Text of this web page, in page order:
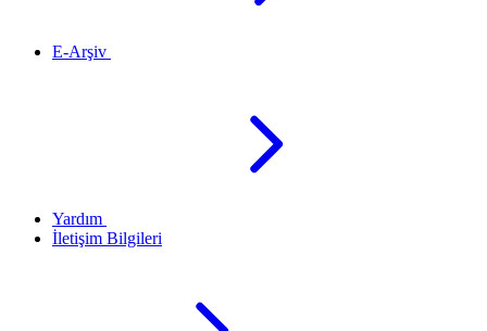
E-Arşiv
Yardım
İletişim Bilgileri